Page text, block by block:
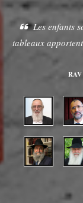
Les enfants
tableaux